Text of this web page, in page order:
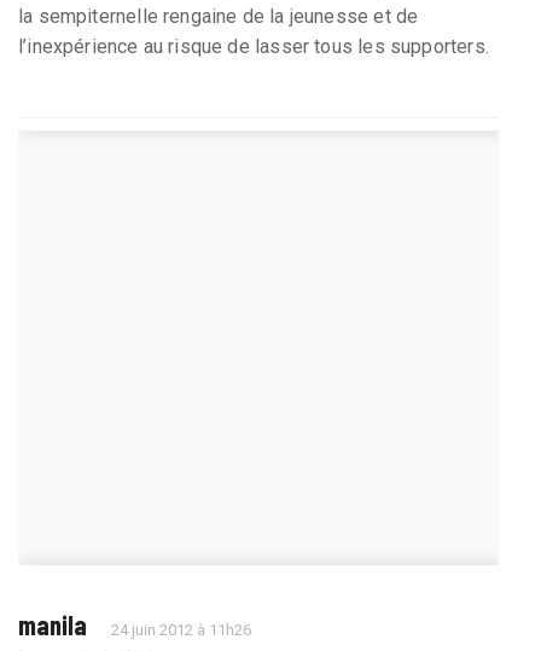
la sempiternelle rengaine de la jeunesse et de
l’inexpérience au risque de lasser tous les supporters.
manila 24 juin 2012 à 11h26